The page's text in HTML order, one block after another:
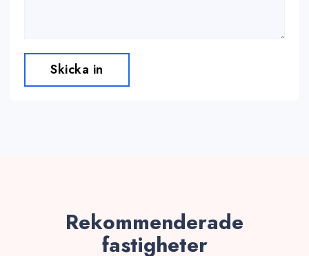
Skicka in
Rekommenderade
fastigheter